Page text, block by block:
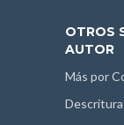
OTROS
AUTOR
Más por
Descritura